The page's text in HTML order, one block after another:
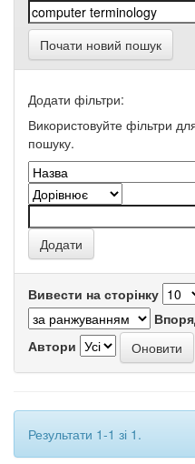
Почати новий пошук
Додати фільтри:
Використовуйте фільтри
пошуку.
Вивести на сторінку
Автори
Результати 1-1 зі 1.